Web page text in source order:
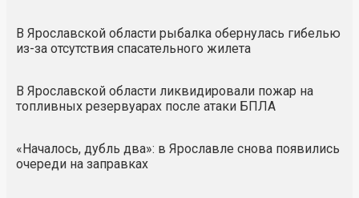
В Ярославской области рыбалка обернулась гибелью
из-за отсутствия спасательного жилета
В Ярославской области ликвидировали пожар на
топливных резервуарах после атаки БПЛА
«Началось, дубль два»: в Ярославле снова появились
очереди на заправках